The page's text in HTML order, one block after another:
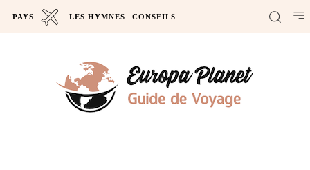
PAYS LES HYMNES CONSEILS